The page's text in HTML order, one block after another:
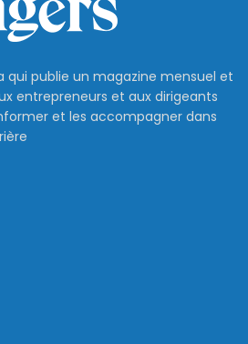
qui publie un magazine mensuel et
entrepreneurs et aux dirigeants
et les accompagner dans